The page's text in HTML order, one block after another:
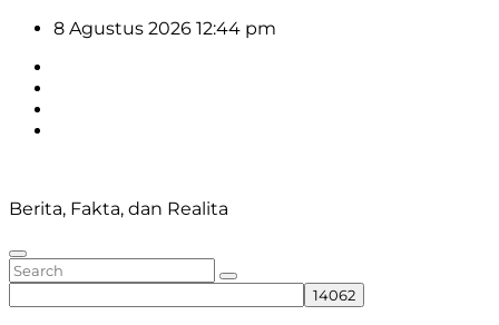
Skip
content
8 Agustus 2026 12:44 pm
Berita, Fakta, dan Realita